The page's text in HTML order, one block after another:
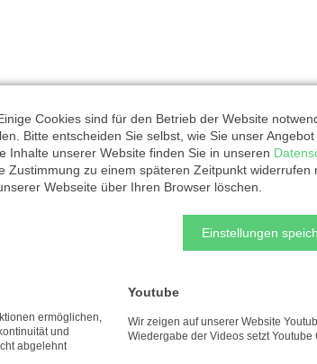
5
Cookies sind für den Betrieb der Website
Bitte entscheiden Sie selbst, wie Sie unser Angebot
Inhalte unserer Website finden Sie in unseren
Zustimmung zu einem späteren Zeitpunkt widerrufen
Webseite über Ihren Browser löschen.
Einstellungen
ermöglichen,
und
abgelehnt
Youtube
Wir zeigen auf unserer Website
Wiedergabe der Videos setzt Youtube